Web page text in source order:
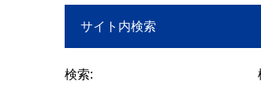
サイト内検索
検索: